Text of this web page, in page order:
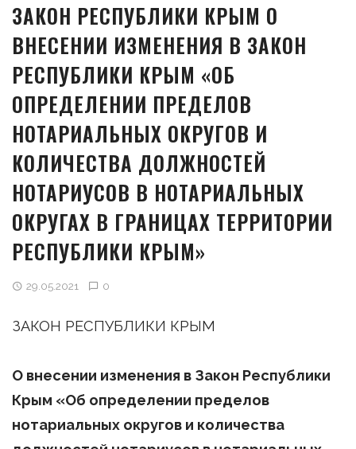
ЗАКОН РЕСПУБЛИКИ КРЫМ О
ВНЕСЕНИИ ИЗМЕНЕНИЯ В ЗАКОН
РЕСПУБЛИКИ КРЫМ «ОБ
ОПРЕДЕЛЕНИИ ПРЕДЕЛОВ
НОТАРИАЛЬНЫХ ОКРУГОВ И
КОЛИЧЕСТВА ДОЛЖНОСТЕЙ
НОТАРИУСОВ В НОТАРИАЛЬНЫХ
ОКРУГАХ В ГРАНИЦАХ ТЕРРИТОРИИ
РЕСПУБЛИКИ КРЫМ»
29.05.2021 0
ЗАКОН РЕСПУБЛИКИ КРЫМ
О внесении изменения в Закон Республики
Крым «Об определении пределов
нотариальных округов и количества